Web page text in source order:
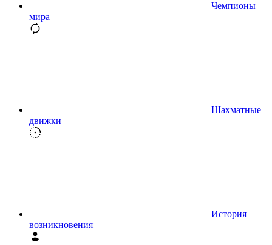
Чемпионы
мира
Шахматные
движки
История
возникновения